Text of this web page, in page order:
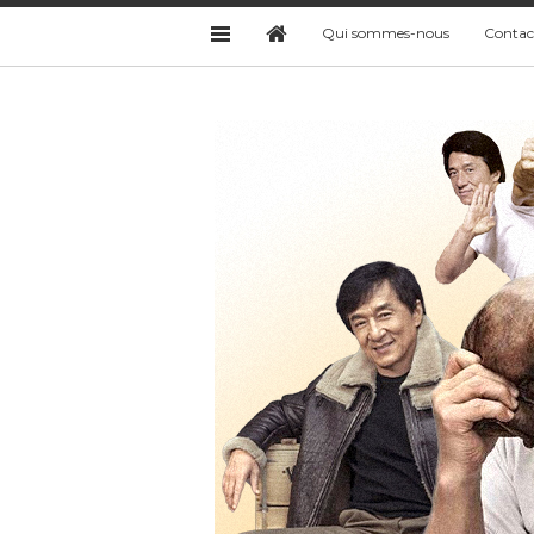
Qui sommes-nous